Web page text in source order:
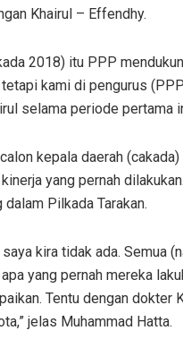
Khairul – Effendhy.
2018) itu PPP
kami di pengurus
selama periode pertama
kepala daerah
yang pernah
Pilkada Tarakan.
kira tidak ada. Semua
yang pernah mereka
Tentu dengan dokter
jelas Muhammad Hatta.